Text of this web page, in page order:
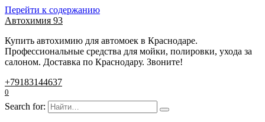
Перейти к содержанию
Автохимия 93
Купить автохимию для автомоек в Краснодаре.
Профессиональные средства для мойки, полировки, ухода за
салоном. Доставка по Краснодару. Звоните!
+79183144637
0
Search for: